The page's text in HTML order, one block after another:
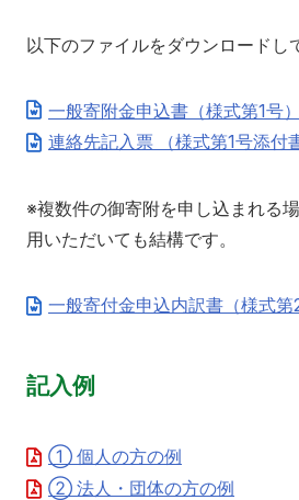
以下のファイルをダウンロードし
一般寄附金申込書（様式第1号）
連絡先記入票 （様式第1号添付
※複数件の御寄附を申し込まれる
用いただいても結構です。
一般寄付金申込内訳書（様式第2
記入例
① 個人の方の例
② 法人・団体の方の例